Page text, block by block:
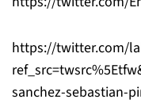
https://twitter.com/
sanchez-sebastian-